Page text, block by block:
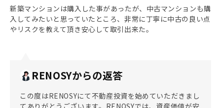
新築マンションは購入した事があったが、中古マンションも購
入してみたいと思っていたところ、非常に丁寧に中古の良い点
やリスクを教えて頂き安心して取引出来た。
RENOSYからの返答
この度はRENOSYにて不動産投資を始めていただきまし
てありがとうございます。RENOSYでは、資産価値が安